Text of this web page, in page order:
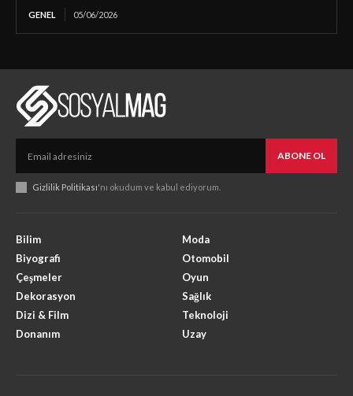
GENEL 05/06/2026
ABONE OL
Gizlilik Politikası'nı okudum ve kabul ediyorum.
Bilim
Biyografi
Çeşmeler
Dekorasyon
Dizi & Film
Donanım
Moda
Otomobil
Oyun
Sağlık
Teknoloji
Uzay